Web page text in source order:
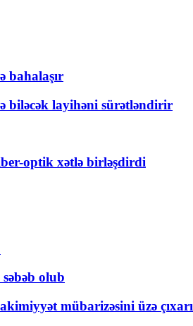
bahalaşır
biləcək layihəni sürətləndirir
optik xətlə birləşdirdi
olub
mübarizəsini üzə